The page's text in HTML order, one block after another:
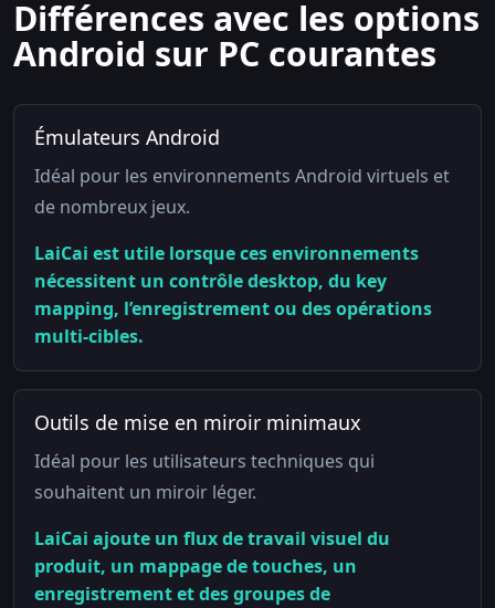
Différences avec les options
Android sur PC courantes
Émulateurs Android
Idéal pour les environnements Android virtuels et
de nombreux jeux.
LaiCai est utile lorsque ces environnements
nécessitent un contrôle desktop, du key
mapping, l’enregistrement ou des opérations
multi-cibles.
Outils de mise en miroir minimaux
Idéal pour les utilisateurs techniques qui
souhaitent un miroir léger.
LaiCai ajoute un flux de travail visuel du
produit, un mappage de touches, un
enregistrement et des groupes de